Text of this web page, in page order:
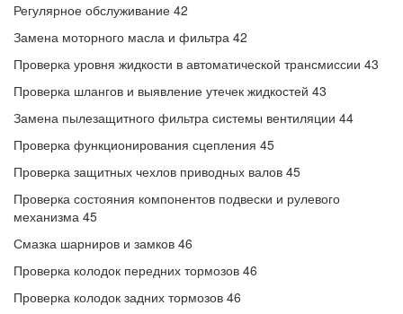
Регулярное обслуживание 42
Замена моторного масла и фильтра 42
Проверка уровня жидкости в автоматической трансмиссии 43
Проверка шлангов и выявление утечек жидкостей 43
Замена пылезащитного фильтра системы вентиляции 44
Проверка функционирования сцепления 45
Проверка защитных чехлов приводных валов 45
Проверка состояния компонентов подвески и рулевого
механизма 45
Смазка шарниров и замков 46
Проверка колодок передних тормозов 46
Проверка колодок задних тормозов 46